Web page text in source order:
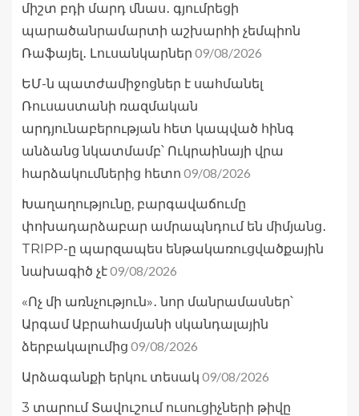
միշտ բդի մարդ մնաս․ գյումրեցի
պարածանրամարտի աշխարհի չեմպիոն
Ռաֆայել․ Լուսանկարներ 09/08/2026
ԵՄ-ն պատժամիջոցներ է սահմանել
Ռուսաստանի ռազմական
արդյունաբերության հետ կապված հինգ
անձանց նկատմամբ՝ Ուկրաինայի վրա
հարձակումներից հետո 09/08/2026
Խաղաղությունը, բարգավաճումը
փոխադարձաբար ամրապնդում են միմյանց․
TRIPP-ը պարզապես ենթակառուցվածքային
նախագիծ չէ09/08/2026
«Ոչ մի առնչություն»․ նոր մանրամասներ՝
Արգամ Աբրահամյանի սկանդալային
ձերբակալումից 09/08/2026
Արձագանքի երկու տեսակ 09/08/2026
3 տարում Տավուշում ուսուցիչների թիվը